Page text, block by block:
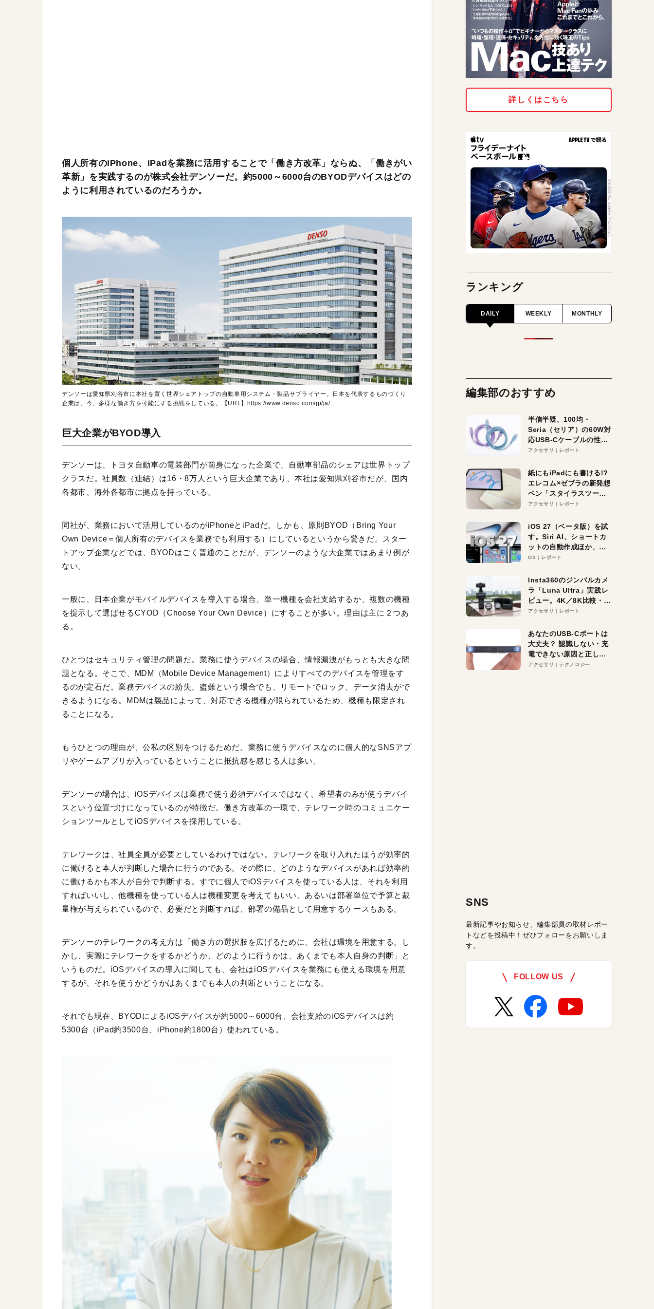
個人所有のiPhone、iPadを業務に活用することで「働き方改革」ならぬ、「働きがい
革新」を実践するのが株式会社デンソーだ。約5000～6000台のBYODデバイスはどの
ように利用されているのだろうか。
デンソーは愛知県刈谷市に本社を置く世界シェアトップの自動車用システム・製品サプライヤー。日本を代表するものづくり
企業は、今、多様な働き方を可能にする挑戦をしている。【URL】https://www.denso.com/jp/ja/
巨大企業がBYOD導入
デンソーは、トヨタ自動車の電装部門が前身になった企業で、自動車部品のシェアは世界トップ
クラスだ。社員数（連結）は16・8万人という巨大企業であり、本社は愛知県刈谷市だが、国内
各都市、海外各都市に拠点を持っている。
同社が、業務において活用しているのがiPhoneとiPadだ。しかも、原則BYOD（Bring Your
Own Device＝個人所有のデバイスを業務でも利用する）にしているというから驚きだ。スター
トアップ企業などでは、BYODはごく普通のことだが、デンソーのような大企業ではあまり例が
ない。
一般に、日本企業がモバイルデバイスを導入する場合、単一機種を会社支給するか、複数の機種
を提示して選ばせるCYOD（Choose Your Own Device）にすることが多い。理由は主に２つあ
る。
ひとつはセキュリティ管理の問題だ。業務に使うデバイスの場合、情報漏洩がもっとも大きな問
題となる。そこで、MDM（Mobile Device Management）によりすべてのデバイスを管理をす
るのが定石だ。業務デバイスの紛失、盗難という場合でも、リモートでロック、データ消去がで
きるようになる。MDMは製品によって、対応できる機種が限られているため、機種も限定され
ることになる。
もうひとつの理由が、公私の区別をつけるためだ。業務に使うデバイスなのに個人的なSNSアプ
リやゲームアプリが入っているということに抵抗感を感じる人は多い。
デンソーの場合は、iOSデバイスは業務で使う必須デバイスではなく、希望者のみが使うデバイ
スという位置づけになっているのが特徴だ。働き方改革の一環で、テレワーク時のコミュニケー
ションツールとしてiOSデバイスを採用している。
テレワークは、社員全員が必要としているわけではない。テレワークを取り入れたほうが効率的
に働けると本人が判断した場合に行うのである。その際に、どのようなデバイスがあれば効率的
に働けるかも本人が自分で判断する。すでに個人でiOSデバイスを使っている人は、それを利用
すればいいし、他機種を使っている人は機種変更を考えてもいい。あるいは部署単位で予算と裁
量権が与えられているので、必要だと判断すれば、部署の備品として用意するケースもある。
デンソーのテレワークの考え方は「働き方の選択肢を広げるために、会社は環境を用意する。し
かし、実際にテレワークをするかどうか、どのように行うかは、あくまでも本人自身の判断」と
いうものだ。iOSデバイスの導入に関しても、会社はiOSデバイスを業務にも使える環境を用意
するが、それを使うかどうかはあくまでも本人の判断ということになる。
それでも現在、BYODによるiOSデバイスが約5000～6000台、会社支給のiOSデバイスは約
5300台（iPad約3500台、iPhone約1800台）使われている。
詳しくはこちら
ランキング
DAILY WEEKLY MONTHLY
編集部のおすすめ
半信半疑。100均・
Seria（セリア）の60W対
応USB-Cケーブルの性能
を検証。超コスパの1本を
アクセサリ レポート
紙にもiPadにも書ける!?
エレコム×ゼブラの新発想
ペン「スタイラスツーウ
ェイ」レビュー。持ち替
アクセサリ レポート
iOS 27（ベータ版）を試
す。Siri AI、ショートカ
ットの自動作成ほか、期
待大の便利機能5選。
る未来はすぐそこ！
OS レポート
Insta360のジンバルカメ
ラ「Luna Ultra」実践レ
ビュー。4K／8K比較・ズ
ーム・夜間撮影をチェッ
アクセサリ レポート
あなたのUSB-Cポートは
大丈夫？ 認識しない・充
電できない原因と正しい
対策
アクセサリ テクノロジー
SNS
最新記事やお知らせ、編集部員の取材レポー
トなどを投稿中！ぜひフォローをお願いしま
す。
FOLLOW US